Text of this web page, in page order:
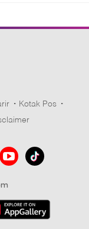
Kotak Pos